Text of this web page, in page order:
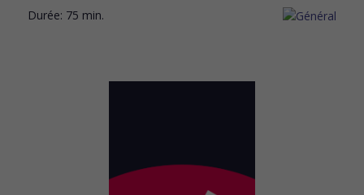
Durée: 75 min.